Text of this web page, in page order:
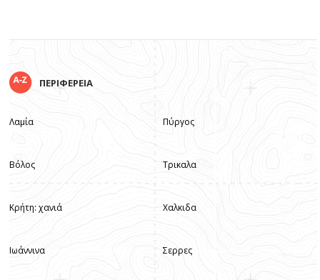
ΠΕΡΙΦΕΡΕΙΑ
Λαμία
Βόλος
Κρήτη: χανιά
Ιωάννινα
Πύργος
Τρικαλα
Χαλκιδα
Σερρες